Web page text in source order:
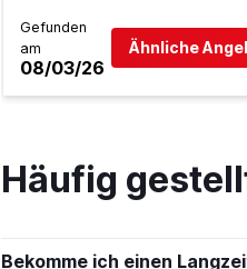
America Rent
Firefly
1 Standort
Gefunden
am
08/03/26
Ähnliche
Häufig
Bekomme ich einen